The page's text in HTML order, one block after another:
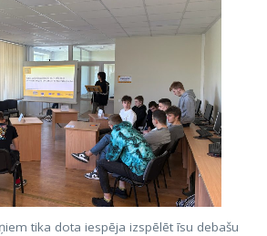
tika dota iespēja izspēlēt īsu debašu